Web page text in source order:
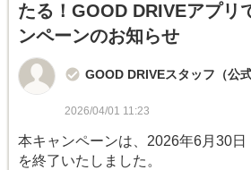
たる！GOOD DRIVEアプリ
ンペーンのお知らせ
GOOD DRIVEスタッフ（公式
2026/04/01 11:23
本キャンペーンは、2026年6月30
を終了いたしました。